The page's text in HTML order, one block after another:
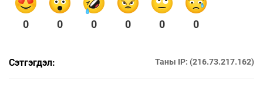
0 0 0 0 0 0
Сэтгэгдэл: Таны IP: (216.73.217.162)